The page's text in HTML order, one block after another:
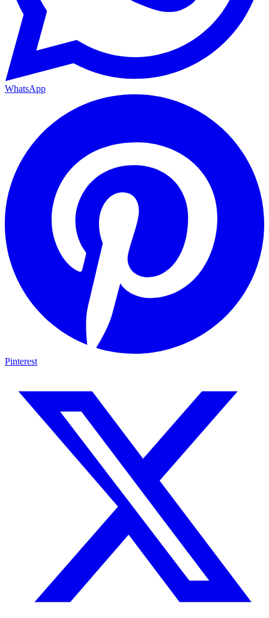
WhatsApp
Pinterest